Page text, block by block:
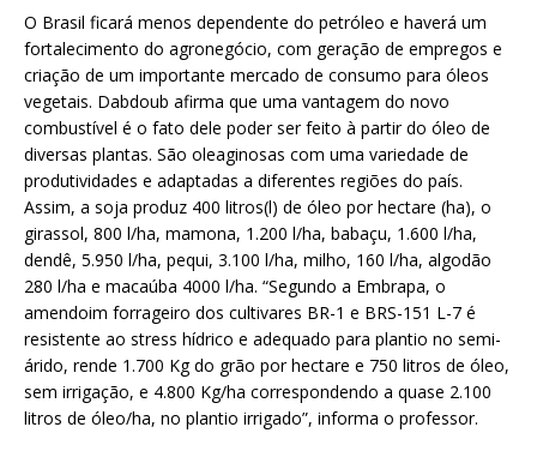
O Brasil ficará menos dependente do petróleo e haverá um
fortalecimento do agronegócio, com geração de empregos e
criação de um importante mercado de consumo para óleos
vegetais. Dabdoub afirma que uma vantagem do novo
combustível é o fato dele poder ser feito à partir do óleo de
diversas plantas. São oleaginosas com uma variedade de
produtividades e adaptadas a diferentes regiões do país.
Assim, a soja produz 400 litros(l) de óleo por hectare (ha), o
girassol, 800 l/ha, mamona, 1.200 l/ha, babaçu, 1.600 l/ha,
dendê, 5.950 l/ha, pequi, 3.100 l/ha, milho, 160 l/ha, algodão
280 l/ha e macaúba 4000 l/ha. “Segundo a Embrapa, o
amendoim forrageiro dos cultivares BR-1 e BRS-151 L-7 é
resistente ao stress hídrico e adequado para plantio no semi-
árido, rende 1.700 Kg do grão por hectare e 750 litros de óleo,
sem irrigação, e 4.800 Kg/ha correspondendo a quase 2.100
litros de óleo/ha, no plantio irrigado”, informa o professor.